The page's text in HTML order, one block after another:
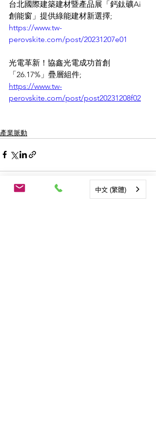
台北國際建築建材暨產品展「鈣鈦礦Ai
創能窗」提供綠能建材新選擇;
https://www.tw-
perovskite.com/post/20231207e01
光電革新！協鑫光電成功首創
「26.17%」疊層組件;
https://www.tw-
perovskite.com/post/post20231208f02
產業脈動
中文 (繁體)